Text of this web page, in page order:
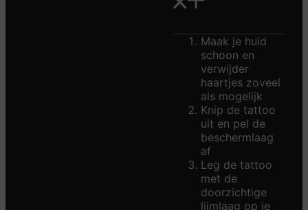
Maak je huid
schoon en
verwijder
haartjes zoveel
als mogelijk
Knip de tattoo
uit en pel de
beschermlaag
af
Leg de tattoo
met de
doorzichtige
lijmlaag op je